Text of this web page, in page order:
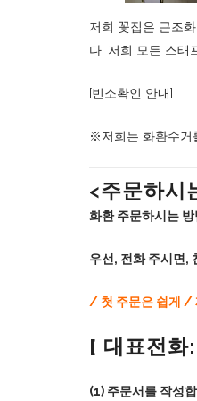
저희 꽃집은 근조
다. 저희 모든 스태
[빈소확인 안내]
※저희는 화환수거
<주문하시
화환 주문하시는
우선, 전화 주시면,
/ 첫 주문은 쉽게 /
[ 대표전
(1) 주문서를 작성